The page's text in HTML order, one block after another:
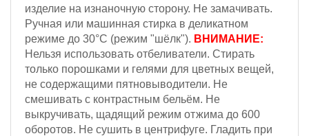
изделие на изнаночную сторону. Не замачивать.
Ручная или машинная стирка в деликатном
режиме до 30°С (режим "шёлк"). ВНИМАНИЕ:
Нельзя использовать отбеливатели. Стирать
только порошками и гелями для цветных вещей,
не содержащими пятновыводители. Не
смешивать с контрастным бельём. Не
выкручивать, щадящий режим отжима до 600
оборотов. Не сушить в центрифуге. Гладить при